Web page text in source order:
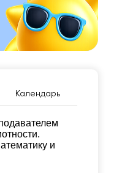
Календарь
и